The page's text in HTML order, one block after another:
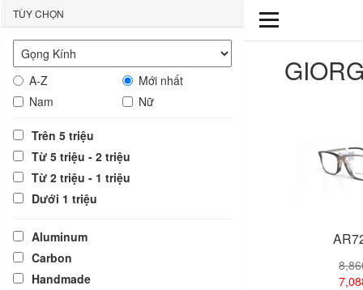
TÙY CHỌN
A-Z
Mới nhất
Nam
Nữ
Trên 5 triệu
Từ 5 triệu - 2 triệu
Từ 2 triệu - 1 triệu
Dưới 1 triệu
Aluminum
Carbon
Handmade